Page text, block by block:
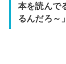
本を読んで
るんだろ～